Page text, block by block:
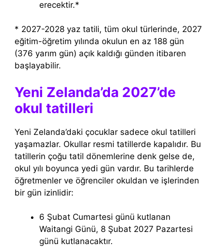
erecektir.*
* 2027-2028 yaz tatili, tüm okul türlerinde, 2027
eğitim-öğretim yılında okulun en az 188 gün
(376 yarım gün) açık kaldığı günden itibaren
başlayabilir.
Yeni Zelanda’da 2027’de
okul tatilleri
Yeni Zelanda’daki çocuklar sadece okul tatilleri
yaşamazlar. Okullar resmi tatillerde kapalıdır. Bu
tatillerin çoğu tatil dönemlerine denk gelse de,
okul yılı boyunca yedi gün vardır. Bu tarihlerde
öğretmenler ve öğrenciler okuldan ve işlerinden
bir gün izinlidir:
6 Şubat Cumartesi günü kutlanan
Waitangi Günü, 8 Şubat 2027 Pazartesi
günü kutlanacaktır.